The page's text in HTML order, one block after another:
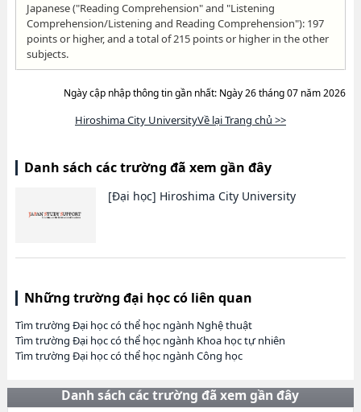
Japanese ("Reading Comprehension" and "Listening
Comprehension/Listening and Reading Comprehension"): 197
points or higher, and a total of 215 points or higher in the other
subjects.
Ngày cập nhập thông tin gần nhất: Ngày 26 tháng 07 năm 2026
Hiroshima City UniversityVề lại Trang chủ >>
Danh sách các trường đã xem gần đây
[Đại học] Hiroshima City University
Những trường đại học có liên quan
Tìm trường Đại học có thể học ngành Nghệ thuật
Tìm trường Đại học có thể học ngành Khoa học tự nhiên
Tìm trường Đại học có thể học ngành Công học
Danh sách các trường đã xem gần đây